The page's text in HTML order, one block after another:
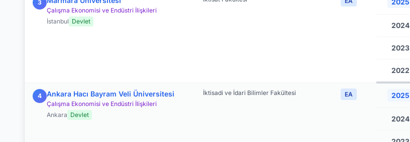
3
Çalışma Ekonomisi ve Endüstri İlişkileri
İstanbul Devlet
2025
2024
2023
2022
4 Ankara Hacı Bayram Veli Üniversitesi
Çalışma Ekonomisi ve Endüstri İlişkileri
Ankara Devlet
İktisadi ve İdari Bilimler Fakültesi EA 2025
2024